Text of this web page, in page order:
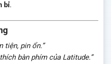
bỉ.
tiện, pin ổn.”
bàn phím của Latitude.”